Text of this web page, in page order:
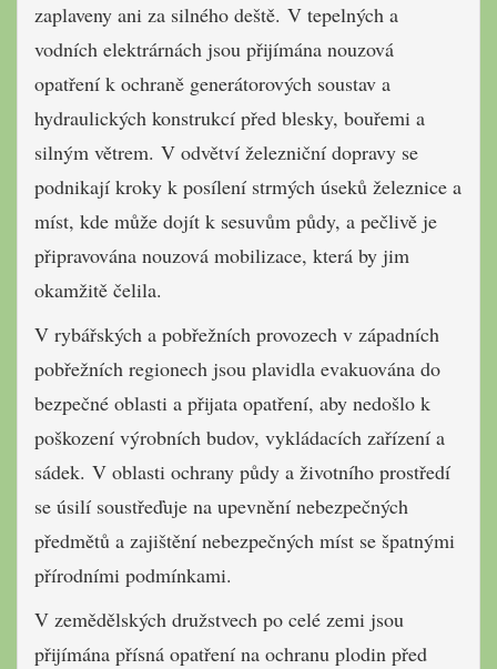
zaplaveny ani za silného deště. V tepelných a
vodních elektrárnách jsou přijímána nouzová
opatření k ochraně generátorových soustav a
hydraulických konstrukcí před blesky, bouřemi a
silným větrem. V odvětví železniční dopravy se
podnikají kroky k posílení strmých úseků železnice a
míst, kde může dojít k sesuvům půdy, a pečlivě je
připravována nouzová mobilizace, která by jim
okamžitě čelila.
V rybářských a pobřežních provozech v západních
pobřežních regionech jsou plavidla evakuována do
bezpečné oblasti a přijata opatření, aby nedošlo k
poškození výrobních budov, vykládacích zařízení a
sádek. V oblasti ochrany půdy a životního prostředí
se úsilí soustřeďuje na upevnění nebezpečných
předmětů a zajištění nebezpečných míst se špatnými
přírodními podmínkami.
V zemědělských družstvech po celé zemi jsou
přijímána přísná opatření na ochranu plodin před